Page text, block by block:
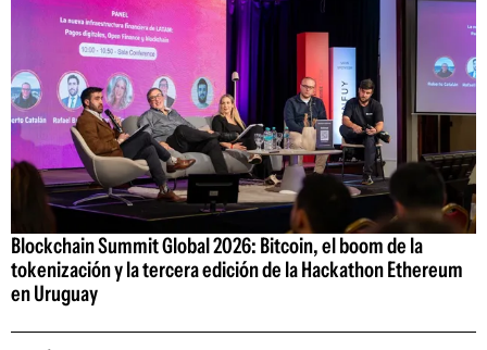
Blockchain Summit Global 2026: Bitcoin, el boom de la
tokenización y la tercera edición de la Hackathon Ethereum
en Uruguay